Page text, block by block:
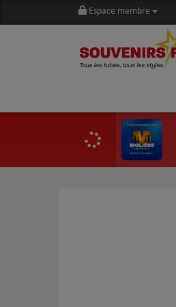
Espace membre